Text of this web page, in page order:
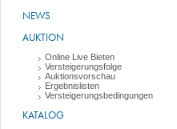
NEWS
AUKTION
Online Live Bieten
Versteigerungsfolge
Auktionsvorschau
Ergebnislisten
Versteigerungsbedingungen
KATALOG